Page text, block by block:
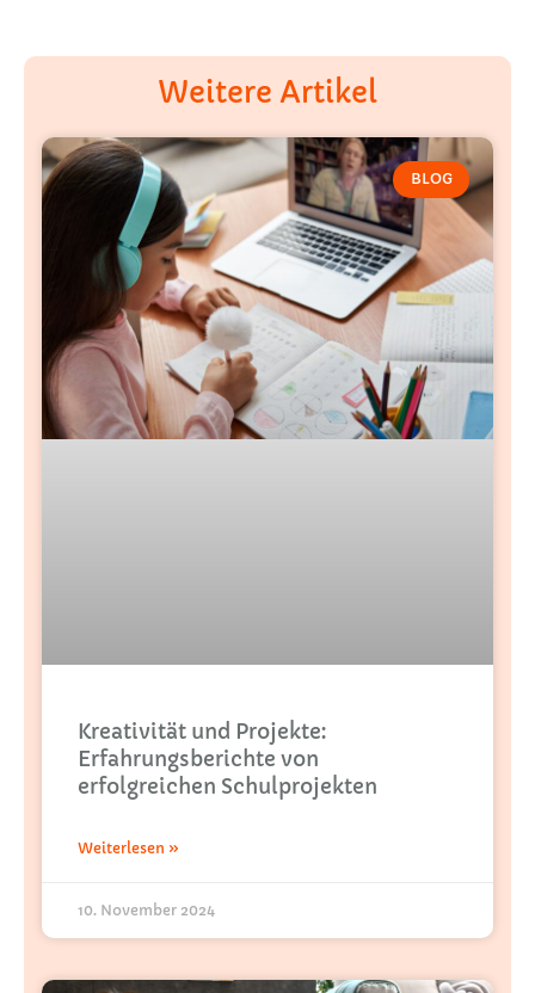
Weitere Artikel
BLOG
Kreativität und Projekte:
Erfahrungsberichte von
erfolgreichen Schulprojekten
Weiterlesen »
10. November 2024